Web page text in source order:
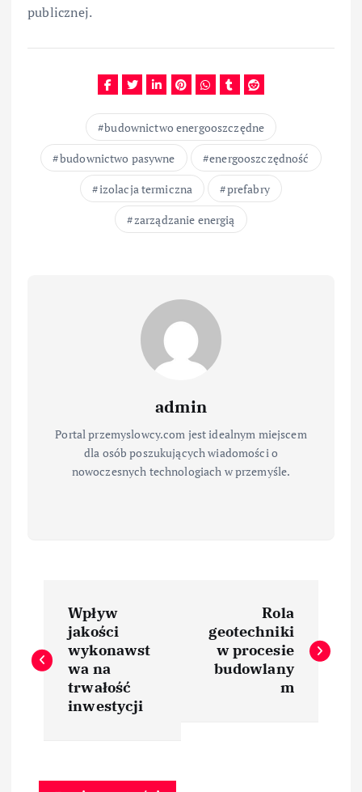
publicznej.
budownictwo energooszczędne
budownictwo pasywne
energooszczędność
izolacja termiczna
prefabry
zarządzanie energią
admin
Portal przemyslowcy.com jest idealnym miejscem
dla osób poszukujących wiadomości o
nowoczesnych technologiach w przemyśle.
a
w
Wpływ
jakości
wykonawst
wa na
trwałość
inwestycji
Rola
geotechniki
w procesie
budowlany
m